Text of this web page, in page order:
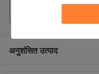
अनुशंसित उत्पाद